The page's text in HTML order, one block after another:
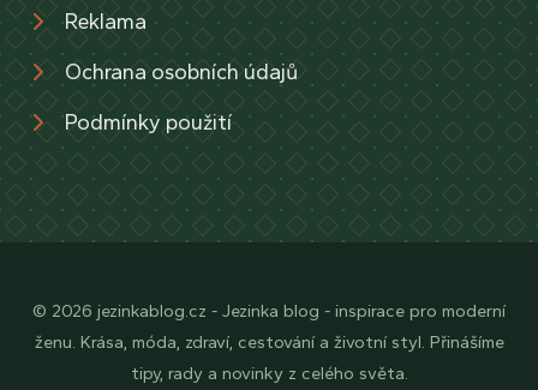
Reklama
Ochrana osobních údajů
Podmínky použití
© 2026 jezinkablog.cz - Jezinka blog - inspirace pro moderní
ženu. Krása, móda, zdraví, cestování a životní styl. Přinášíme
tipy, rady a novinky z celého světa.